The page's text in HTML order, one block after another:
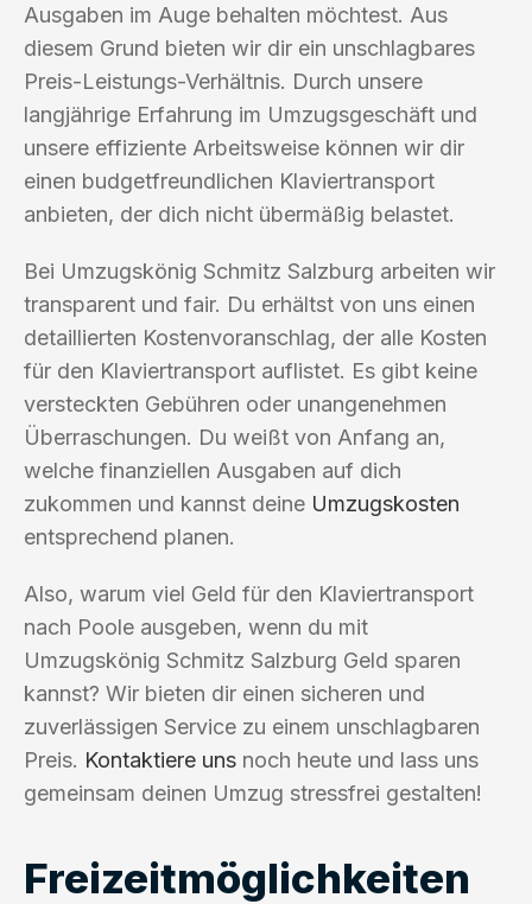
Ausgaben im Auge behalten möchtest. Aus
diesem Grund bieten wir dir ein unschlagbares
Preis-Leistungs-Verhältnis. Durch unsere
langjährige Erfahrung im Umzugsgeschäft und
unsere effiziente Arbeitsweise können wir dir
einen budgetfreundlichen Klaviertransport
anbieten, der dich nicht übermäßig belastet.
Bei Umzugskönig Schmitz Salzburg arbeiten wir
transparent und fair. Du erhältst von uns einen
detaillierten Kostenvoranschlag, der alle Kosten
für den Klaviertransport auflistet. Es gibt keine
versteckten Gebühren oder unangenehmen
Überraschungen. Du weißt von Anfang an,
welche finanziellen Ausgaben auf dich
zukommen und kannst deine Umzugskosten
entsprechend planen.
Also, warum viel Geld für den Klaviertransport
nach Poole ausgeben, wenn du mit
Umzugskönig Schmitz Salzburg Geld sparen
kannst? Wir bieten dir einen sicheren und
zuverlässigen Service zu einem unschlagbaren
Preis. Kontaktiere uns noch heute und lass uns
gemeinsam deinen Umzug stressfrei gestalten!
Freizeitmöglichkeiten